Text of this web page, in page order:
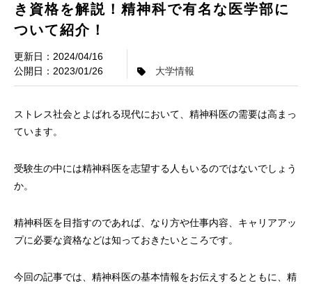
き資格を解説！精神科で有名な医学部に
ついて紹介！
2024/04/16
2023/01/26
大学情報
ストレス社会とよばれる現代において、精神科医の需要は高まっ
ています。
受験生の中には精神科医を志望する人もいるのではないでしょう
か。
精神科医を目指すのであれば、なり方や仕事内容、キャリアアッ
プに必要な資格などは知っておきたいところです。
今回の記事では、精神科医の基本情報をお伝えするとともに、精